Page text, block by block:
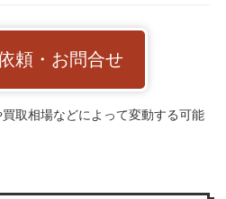
頼・お問合せ
取相場などによって変動する可能